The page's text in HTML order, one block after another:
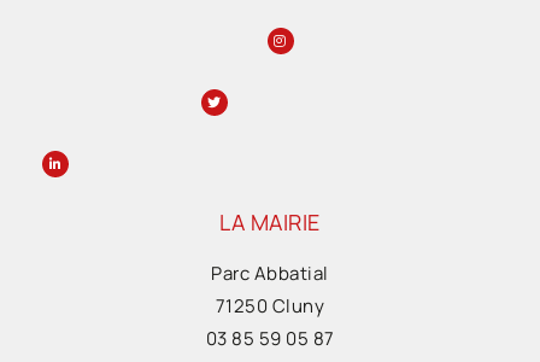
LA MAIRIE
Parc Abbatial
71250 Cluny
03 85 59 05 87